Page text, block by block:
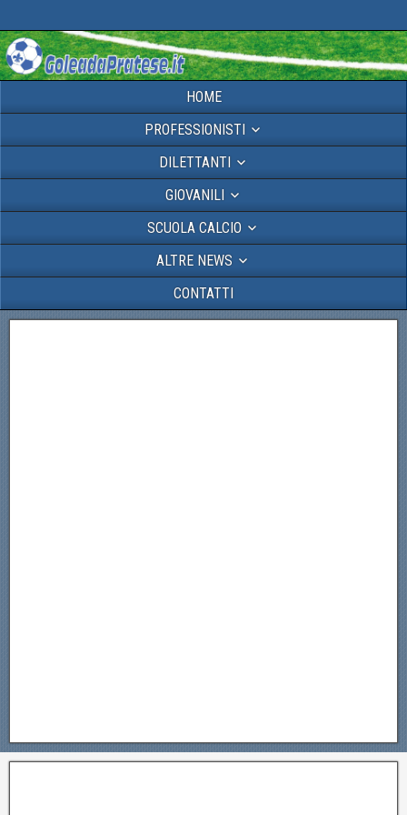
HOME
PROFESSIONISTI
DILETTANTI
GIOVANILI
SCUOLA CALCIO
ALTRE NEWS
CONTATTI